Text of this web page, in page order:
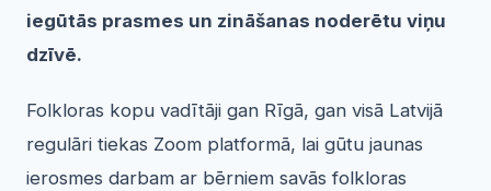
iegūtās prasmes un zināšanas noderētu viņu
dzīvē.
Folkloras kopu vadītāji gan Rīgā, gan visā Latvijā
regulāri tiekas Zoom platformā, lai gūtu jaunas
ierosmes darbam ar bērniem savās folkloras